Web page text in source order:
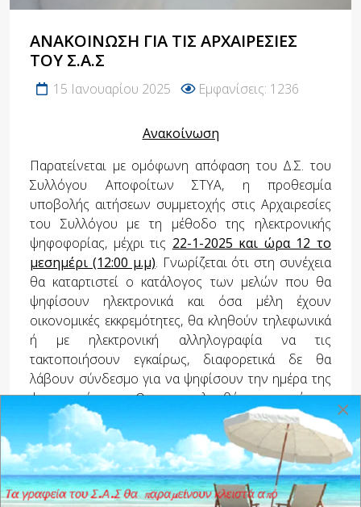
ΑΝΑΚΟΊΝΩΣΗ ΓΙΑ ΤΙΣ ΑΡΧΑΙΡΕΣΊΕΣ
ΤΟΥ Σ.Α.Σ
15 Ιανουαρίου 2025 Εμφανίσεις: 1236
Ανακοίνωση
Παρατείνεται με ομόφωνη απόφαση του Δ.Σ. του
Συλλόγου Αποφοίτων ΣΤΥΑ, η προθεσμία
υποβολής αιτήσεων συμμετοχής στις Αρχαιρεσίες
του Συλλόγου με τη μέθοδο της ηλεκτρονικής
ψηφοφορίας, μέχρι τις 22-1-2025 και ώρα 12 το
μεσημέρι (12:00 μ.μ). Γνωρίζεται ότι στη συνέχεια
θα καταρτιστεί ο κατάλογος των μελών που θα
ψηφίσουν ηλεκτρονικά και όσα μέλη έχουν
οικονομικές εκκρεμότητες, θα κληθούν τηλεφωνικά
ή με ηλεκτρονική αλληλογραφία να τις
τακτοποιήσουν εγκαίρως, διαφορετικά δε θα
λάβουν σύνδεσμο για να ψηφίσουν την ημέρα της
ψηφοφορίας. Θα ακολουθήσει νεότερη
ανακοίνωση με λεπτομερείς οδηγίες για την
διαδικασία ηλεκτρονικής ψηφοφορίας στο
διάστημα μέχρι τις εκλογές.
Το Δ.Σ. του Συλλόγου Αποφοίτων ΣΤΥΑ
×